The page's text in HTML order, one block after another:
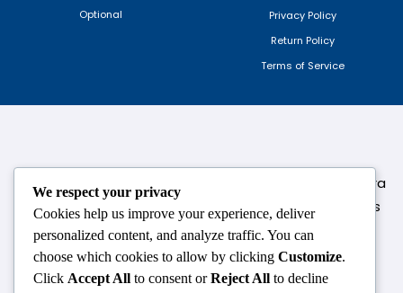
Optional
Privacy Policy
Return Policy
Terms of Service
124,3rd floor, above Pizza Hut,Opposite Venkateshwara
College, Near Durgabai Metro Station, South Campus
Number No.1. Delhi-110021
info.chanakyaiasacademy1993@gmail.com
We respect your privacy
Cookies help us improve your experience, deliver
personalized content, and analyze traffic. You can
choose which cookies to allow by clicking Customize.
Click Accept All to consent orReject All to decline